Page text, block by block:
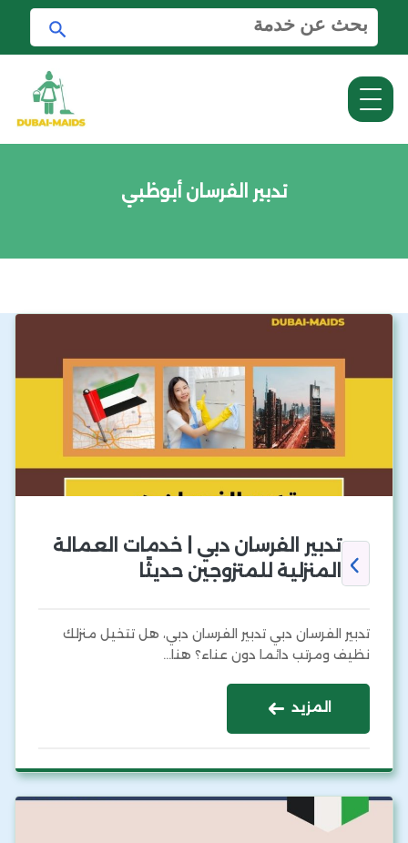
ل
ب
ح
ث
ع
ب
ح
ث
تدبير الفرسان أبوظبي
تدبير الفرسان دبي | خدمات العمالة
المنزلية للمتزوجين حديثًا
تدبير الفرسان دبي تدبير الفرسان دبي، هل تتخيل منزلك
نظيف ومرتب دائما دون عناء؟ هنا…
المزيد